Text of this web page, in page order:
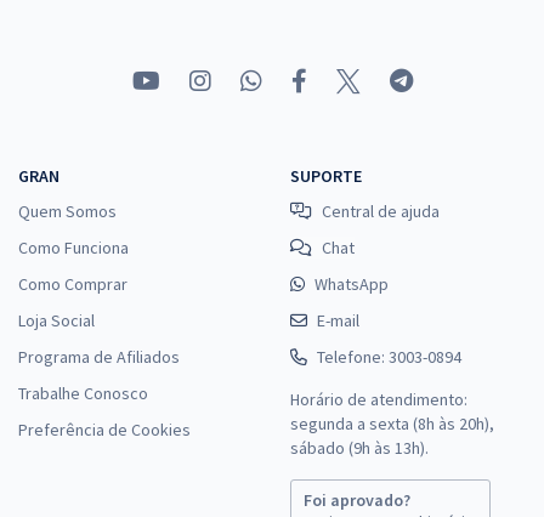
GRAN
Quem Somos
Como Funciona
Como Comprar
Loja Social
Programa de Afiliados
Trabalhe Conosco
Preferência de Cookies
SUPORTE
Central de ajuda
Chat
WhatsApp
E-mail
Telefone: 3003-0894
Horário de atendimento:
segunda a sexta (8h às 20h),
sábado (9h às 13h).
Foi aprovado?